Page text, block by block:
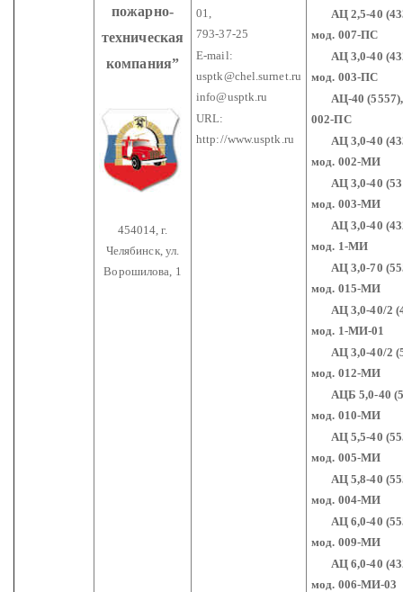
пожарно-
техническая
компания”
454014, г.
Челябинск, ул.
Ворошилова, 1
01,
793-37-25
E-mail:
usptk@chel.surnet.ru
info@usptk.ru
URL:
http://www.usptk.ru
АЦ 2,5-40
мод. 007-ПС
АЦ 3,0-40
мод. 003-ПС
АЦ-40 (5557),
002-ПС
АЦ 3,0-40
мод. 002-МИ
АЦ 3,0-40
мод. 003-МИ
АЦ 3,0-40
мод. 1-МИ
АЦ 3,0-70
мод. 015-МИ
АЦ 3,0-40/2
мод. 1-МИ-01
АЦ 3,0-40/2
мод. 012-МИ
АЦБ 5,0-40
мод. 010-МИ
АЦ 5,5-40
мод. 005-МИ
АЦ 5,8-40
мод. 004-МИ
АЦ 6,0-40
мод. 009-МИ
АЦ 6,0-40
мод. 006-МИ-03